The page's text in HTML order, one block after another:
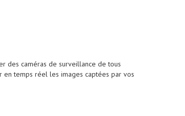
des caméras de surveillance de tous
en temps réel les images captées par vos